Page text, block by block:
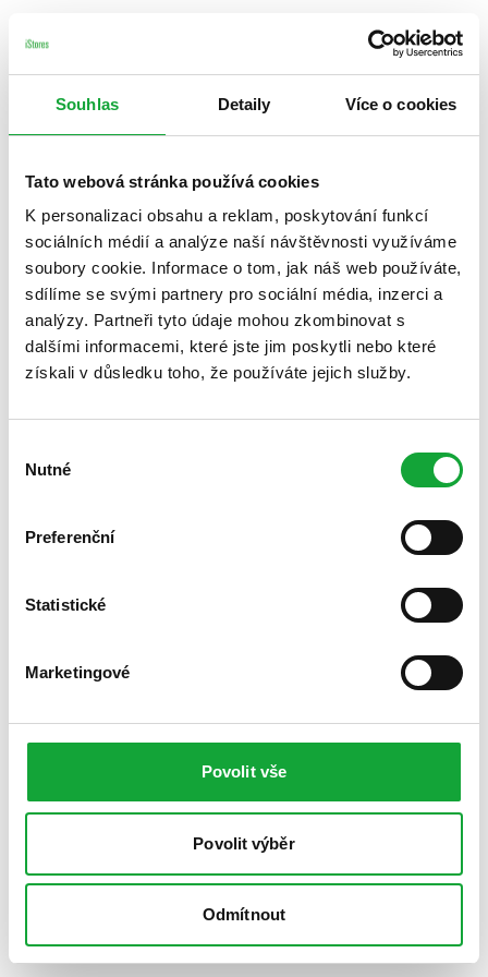
Souhlas Detaily Více o cookies
Tato webová stránka používá cookies
K personalizaci obsahu a reklam, poskytování funkcí
sociálních médií a analýze naší návštěvnosti využíváme
soubory cookie. Informace o tom, jak náš web používáte,
sdílíme se svými partnery pro sociální média, inzerci a
analýzy. Partneři tyto údaje mohou zkombinovat s
dalšími informacemi, které jste jim poskytli nebo které
získali v důsledku toho, že používáte jejich služby.
souhlasu
Nutné
Preferenční
Statistické
Marketingové
Povolit vše
Povolit výběr
Odmítnout